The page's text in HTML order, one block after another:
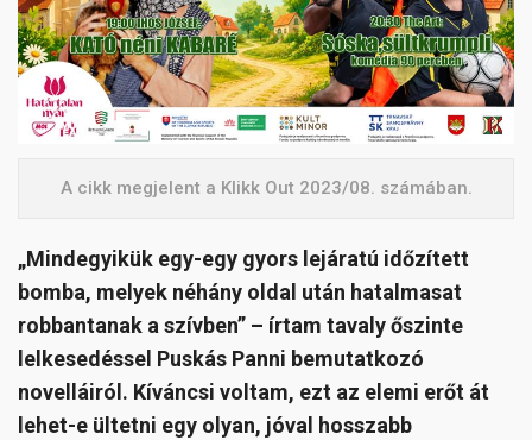
A cikk megjelent a Klikk Out 2023/08. számában.
„Mindegyikük egy-egy gyors lejáratú időzített
bomba, melyek néhány oldal után hatalmasat
robbantanak a szívben” – írtam tavaly őszinte
lelkesedéssel Puskás Panni bemutatkozó
novelláiról. Kíváncsi voltam, ezt az elemi erőt át
lehet-e ültetni egy olyan, jóval hosszabb